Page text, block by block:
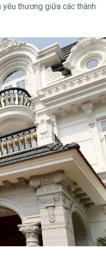
thương giữa các thành